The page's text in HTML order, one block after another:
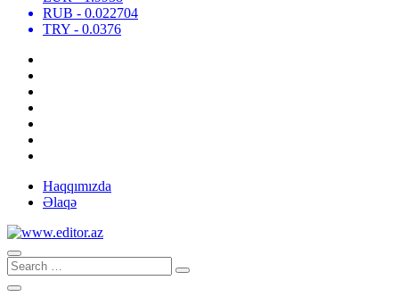
RUB - 0.022704
TRY - 0.0376
Haqqımızda
Əlaqə